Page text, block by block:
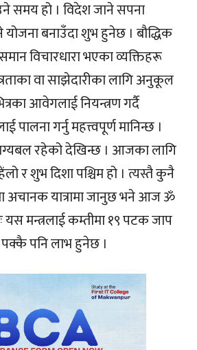
समय हो । विदेश जाने सपना
बनाउँदा शुभ हुनेछ । बौद्धिक
विचारधारा भएका व्यक्तिहरू
वा साझेदारीका लागि अनुकूल
आवेगलाई नियन्त्रण गर्दै
पालना गर्नु महत्त्वपूर्ण मानिन्छ ।
रहेको देखिन्छ । आजका लागि
र शुभ दिशा पश्चिम हो । त्यस्तै कुनै
अचानक यात्रामा जानुछ भने आज ॐ
मन्त्रलाई कम्तीमा १९ पटक जाप
पक्कै पनि लाभ हुनेछ ।